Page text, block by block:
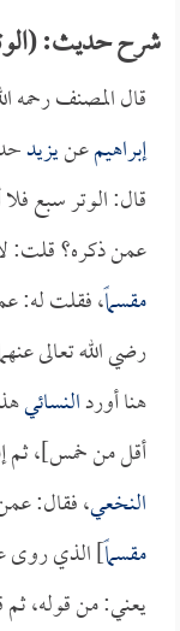
شرح حديث:
قال المصنف رحمه
إبراهيمعنيزيد
قال: الوتر سبع
عمن ذكره؟ قلت:
مقسماً، فقلت له:
رضي الله تعالى
هنا أوردالنسائي
أقل من خمس]، ثم
النخعي، فقال:
مقسماً] الذي روى
يعني: من قوله،